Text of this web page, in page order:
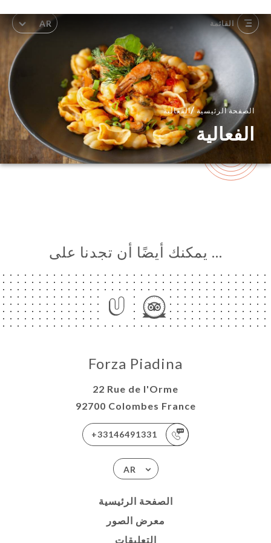
القائمة AR
الصفحة الرئيسية/الفعالية
الفعالية
… يمكنك أيضًا أن تجدنا على
Forza Piadina
22 Rue de l'Orme
92700 Colombes France
+33146491331
AR
الصفحة الرئيسية
معرض الصور
التعليقات